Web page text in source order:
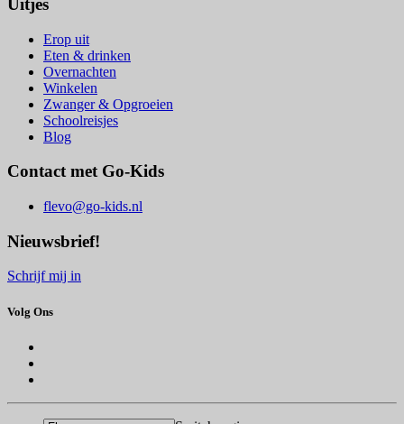
Uitjes
Erop uit
Eten & drinken
Overnachten
Winkelen
Zwanger & Opgroeien
Schoolreisjes
Blog
Contact met Go-Kids
flevo@go-kids.nl
Nieuwsbrief!
Schrijf mij in
Volg Ons